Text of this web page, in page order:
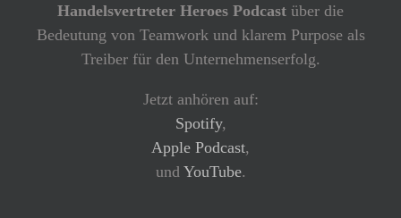
Handelsvertreter Heroes Podcast über die
Bedeutung von Teamwork und klarem Purpose als
Treiber für den Unternehmenserfolg.
Jetzt anhören auf:
Spotify,
Apple Podcast,
und YouTube.